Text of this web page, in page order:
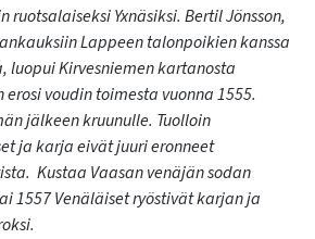
Yxnäsiksi. Bertil Jönsson,
Lappeen talonpoikien kanssa
luopui Kirvesniemen kartanosta
voudin toimesta vuonna 1555.
jälkeen kruunulle. Tuolloin
ja karja eivät juuri eronneet
Kustaa Vaasan venäjän sodan
1557 Venäläiset ryöstivät karjan ja